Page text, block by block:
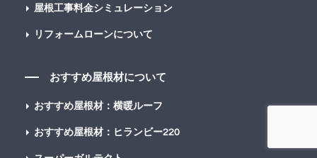
屋根工事料金シミュレーション
リフォームローンについて
おすすめ屋根材について
おすすめ屋根材：横暖ルーフ
おすすめ屋根材：ヒランビー220